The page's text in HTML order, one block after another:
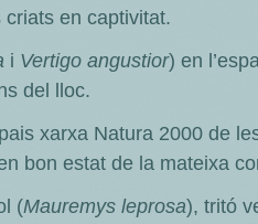
en captivitat.
i Vertigo angustior) en
del lloc.
xarxa Natura 2000 de
bon estat de la mateixa
(Mauremys leprosa), tritó